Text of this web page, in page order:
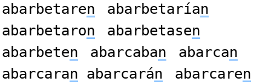
abarbetaren abarbetarían
abarbetaron abarbetasen
abarbeten abarcaban abarcan
abarcaran abarcarán abarcaren